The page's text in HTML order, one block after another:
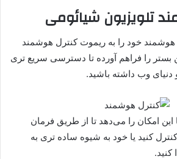
هوشمند خود را به ریموت کنترل هوشمند
را فراهم آورده تا دسترسی سریع تری
دنیای وب داشته باشید.
امکان را می‌دهد تا از طریق فرمان
کنید یا خود به شیوه‌ ساده تری به